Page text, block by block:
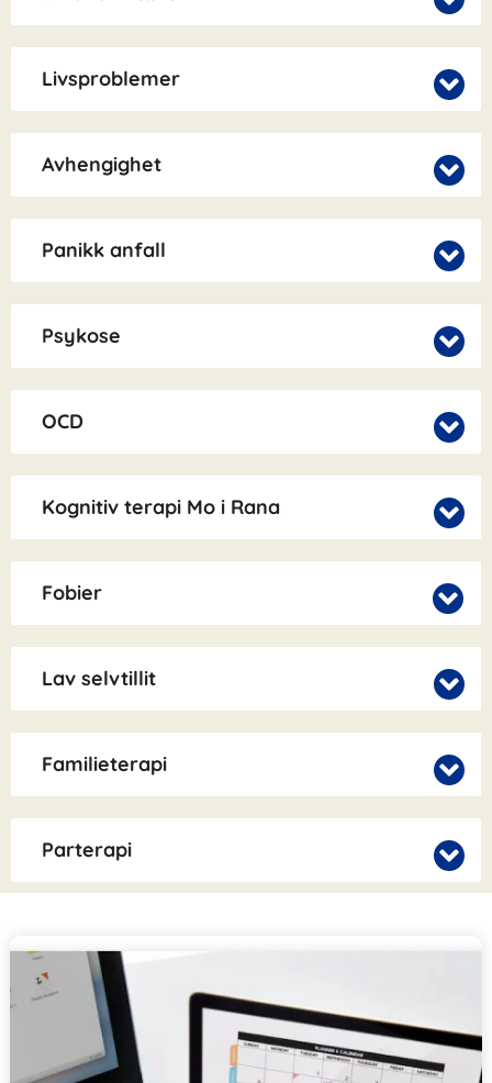
Livsproblemer
Avhengighet
Panikk anfall
Psykose
OCD
Kognitiv terapi Mo i Rana
Fobier
Lav selvtillit
Familieterapi
Parterapi